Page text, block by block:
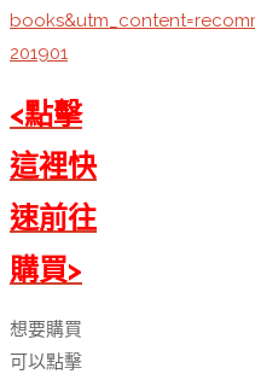
201901
<點擊
這裡快
速前往
購買>
想要購買
可以點擊